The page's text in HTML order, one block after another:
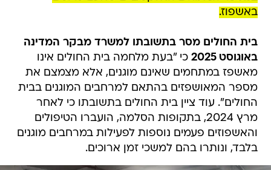
באשפוז.
בית החולים מסר בתשובתו למשרד מבקר המדינה
באוגוסט 2025
כי "בעת מלחמה בית החולים אינו
מאשפז במתחמים שאינם מוגנים, אלא מצמצם את
מספר המאושפזים בהתאם למרחבים המוגנים בבית
החולים". עוד ציין בית החולים בתשובתו כי לאחר
מרץ 2024, בתקופות הסלמה, הועברו הטיפולים
והאשפוזים פעמים נוספות לפעילות במרחבים מוגנים
בלבד, ונותרו בהם למשכי זמן ארוכים.